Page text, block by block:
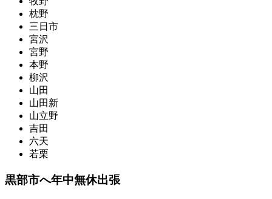
枕野
三日市
宮沢
宮野
本野
柳沢
山田
山田新
山立野
吉田
六天
若栗
黒部市へ年中無休出張